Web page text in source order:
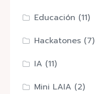
Educación (11)
Hackatones (7)
IA (11)
Mini LAIA (2)